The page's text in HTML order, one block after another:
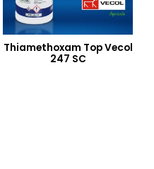
Thiamethoxam Top Vecol
247 SC